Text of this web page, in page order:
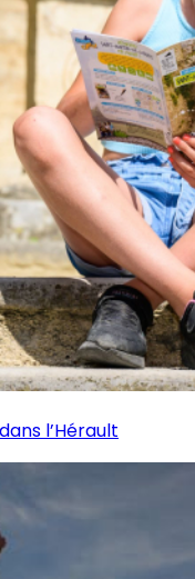
l’Hérault